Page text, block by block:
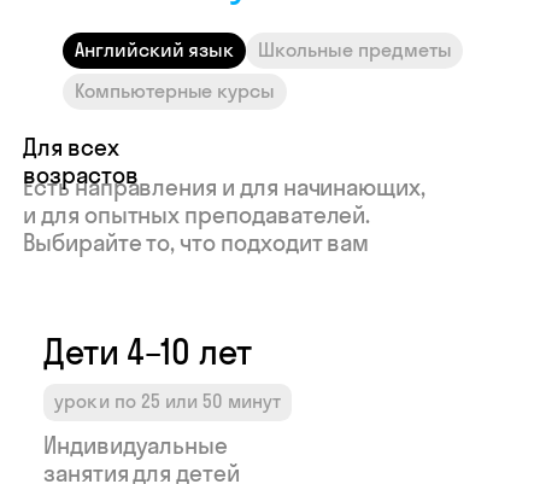
Английский язык
Школьные предметы
Компьютерные курсы
Индивидуальные
занятия для детей
и подростков
доход в Skyeng
Рассчитать →